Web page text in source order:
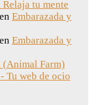
tu mente
en Embarazada y
en Embarazada y
(Animal Farm)
Tu web de ocio